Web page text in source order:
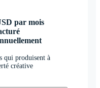
par mois
qui produisent à
créative